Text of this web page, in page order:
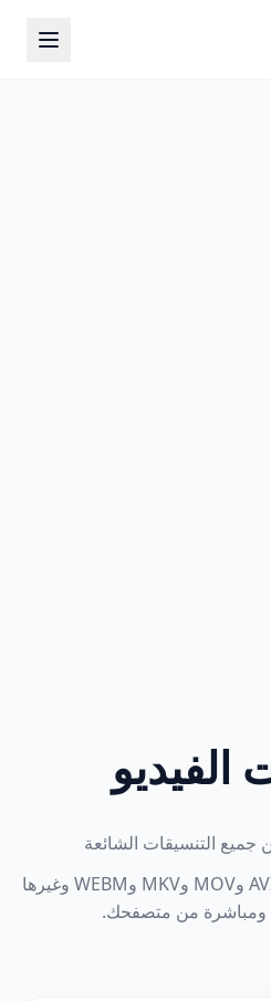
الفيديو
جميع التنسيقات الشائعة
حوّل الفيديوهات بين MP4 وAVI وMOV وMKV وWEBM وغيرها
ومباشرة من متصفحك.